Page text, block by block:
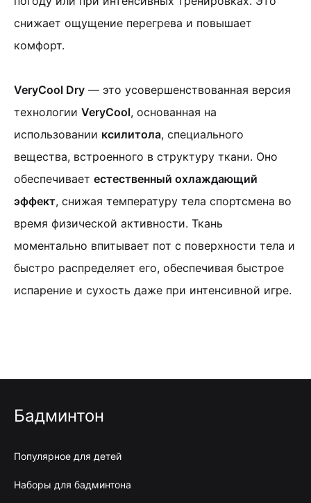
снижает ощущение перегрева и повышает
комфорт.
VeryCool Dry — это усовершенствованная версия
технологии VeryCool, основанная на
использовании ксилитола, специального
вещества, встроенного в структуру ткани. Оно
обеспечивает естественный охлаждающий
эффект, снижая температуру тела спортсмена во
время физической активности. Ткань
моментально впитывает пот с поверхности тела и
быстро распределяет его, обеспечивая быстрое
испарение и сухость даже при интенсивной игре.
Бадминтон
Популярное для детей
Наборы для бадминтона